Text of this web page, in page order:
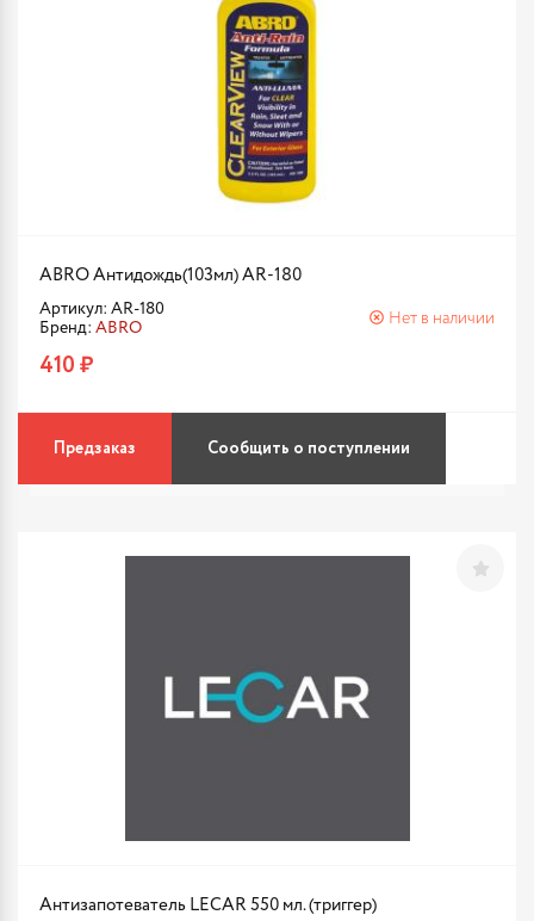
ABRO Антидождь(103мл) AR-180
Артикул: AR-180
Бренд: ABRO
Нет в наличии
410 ₽
Предзаказ Сообщить о поступлении
Антизапотеватель LECAR 550 мл. (триггер)